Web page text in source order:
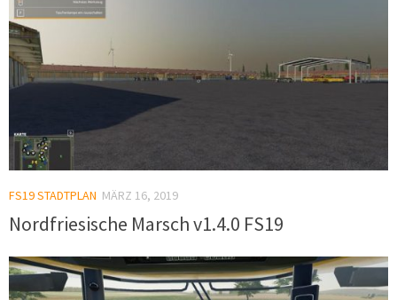
FS19 STADTPLAN MÄRZ 16, 2019
Nordfriesische Marsch v1.4.0 FS19